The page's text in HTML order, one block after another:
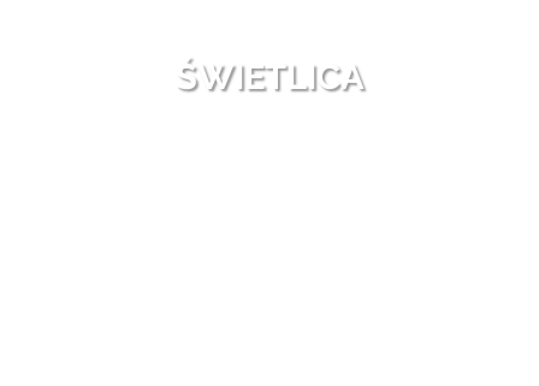
ŚWIETLICA